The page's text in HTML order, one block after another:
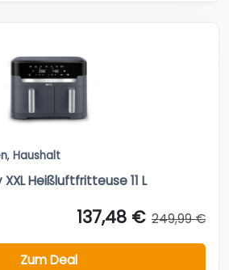
, Haushalt
Heißluftfritteuse 11 L
137,48 € 249,99 €
Zum Deal